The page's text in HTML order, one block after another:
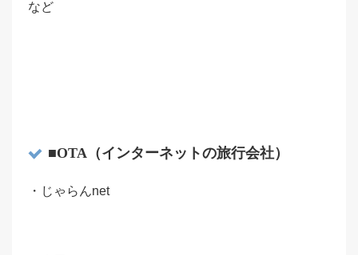
など
■OTA（インターネットの旅行会社）
・じゃらんnet